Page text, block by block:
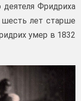
деятеля Фридриха
лет старше
умер в 1832